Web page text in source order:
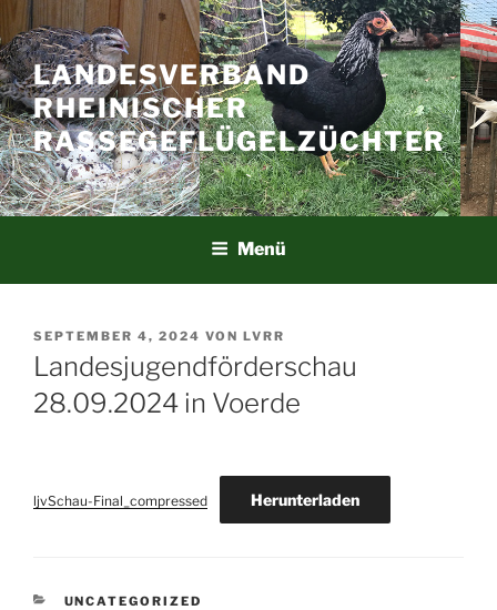
Zum
Inhalt
springenLANDESVERBAND
RHEINISCHER
RASSEGEFLÜGELZÜCHTER
Menü
VERÖFFENTLICHT
AM
SEPTEMBER 4, 2024 VON LVRR
Landesjugendförderschau
28.09.2024 in Voerde
ljvSchau-Final_compressed Herunterladen
KATEGORIEN
UNCATEGORIZED